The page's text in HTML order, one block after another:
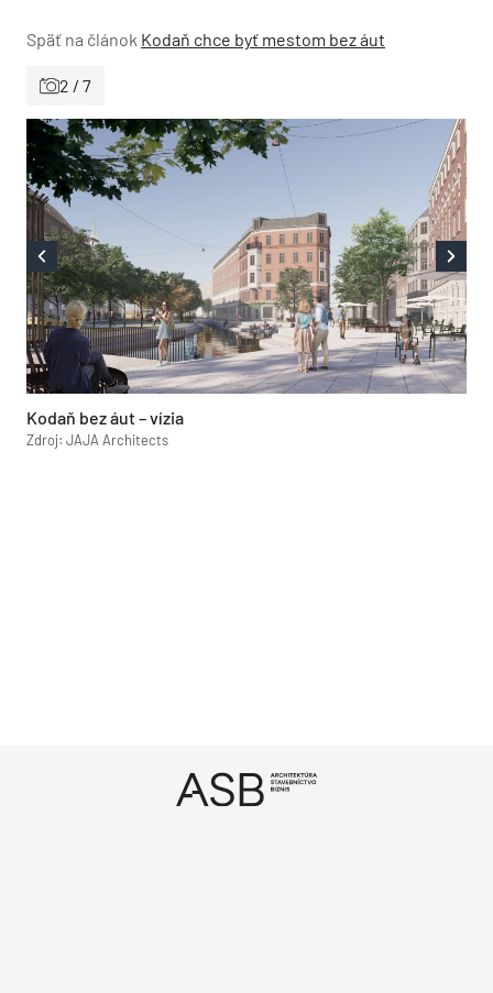
Späť na článok Kodaň chce byť mestom bez áut
2 / 7
Kodaň bez áut – vízia
Zdroj: JAJA Architects